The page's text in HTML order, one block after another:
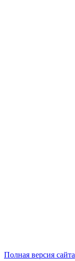
Полная версия сайта